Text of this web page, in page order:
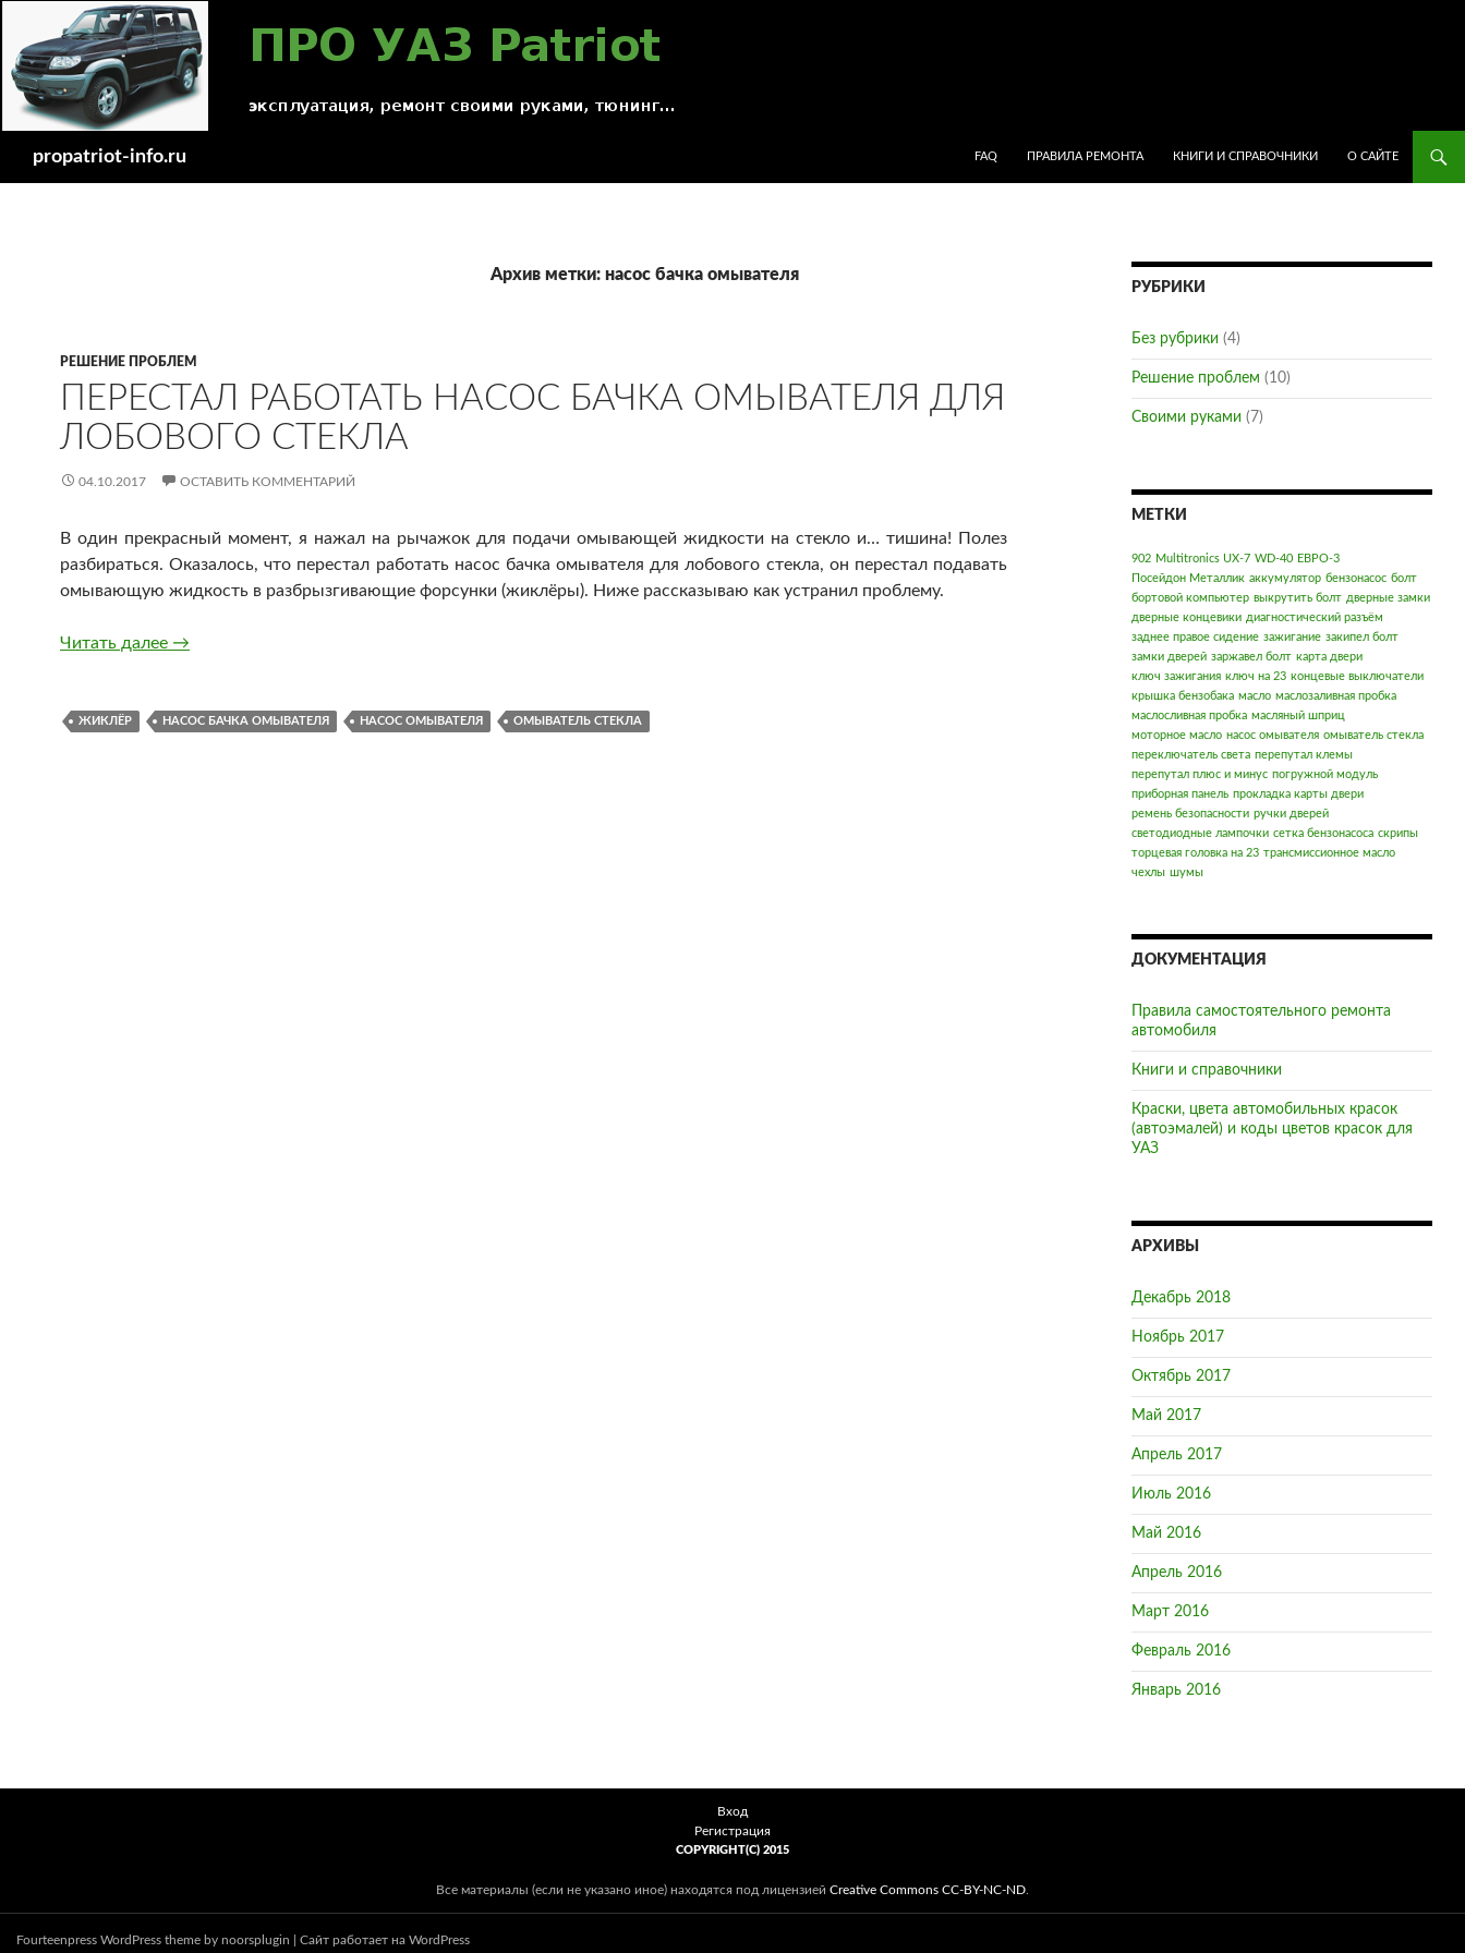
propatriot-info.ru
FAQ
ПРАВИЛА РЕМОНТА КНИГИ И СПРАВОЧНИКИ О САЙТЕ
Архив метки: насос бачка омывателя
РЕШЕНИЕ ПРОБЛЕМ
ПЕРЕСТАЛ РАБОТАТЬ НАСОС БАЧКА ОМЫВАТЕЛЯ ДЛЯ
ЛОБОВОГО СТЕКЛА
04.10.2017 ОСТАВИТЬ КОММЕНТАРИЙ
В один прекрасный момент, я нажал на рычажок для подачи омывающей жидкости на стекло и… тишина! Полез
разбираться. Оказалось, что перестал работать насос бачка омывателя для лобового стекла, он перестал подавать
омывающую жидкость в разбрызгивающие форсунки (жиклёры). Ниже рассказываю как устранил проблему.
Читать далее Перестал работать насос бачка омывателя для лобового стекла
→
ЖИКЛЁР НАСОС БАЧКА ОМЫВАТЕЛЯ НАСОС ОМЫВАТЕЛЯ ОМЫВАТЕЛЬ СТЕКЛА
РУБРИКИ
Без рубрики (4)
Решение проблем (10)
Своими руками (7)
МЕТКИ
902 Multitronics UX-7 WD-40 ЕВРО-3
Посейдон Металлик аккумулятор бензонасос болт
бортовой компьютер выкрутить болт дверные замки
дверные концевики диагностический разъём
заднее правое сидение зажигание закипел болт
замки дверей заржавел болт карта двери
ключ зажигания ключ на 23 концевые выключатели
крышка бензобака масло маслозаливная пробка
маслосливная пробка масляный шприц
моторное масло насос омывателя омыватель стекла
переключатель света перепутал клемы
перепутал плюс и минус погружной модуль
приборная панель прокладка карты двери
ремень безопасности ручки дверей
светодиодные лампочки сетка бензонасоса скрипы
торцевая головка на 23 трансмиссионное масло
чехлы шумы
ДОКУМЕНТАЦИЯ
Правила самостоятельного ремонта
автомобиля
Книги и справочники
Краски, цвета автомобильных красок
(автоэмалей) и коды цветов красок для
УАЗ
АРХИВЫ
Декабрь 2018
Ноябрь 2017
Октябрь 2017
Май 2017
Апрель 2017
Июль 2016
Май 2016
Апрель 2016
Март 2016
Февраль 2016
Январь 2016
Вход
Регистрация
COPYRIGHT(C) 2015
Все материалы (если не указано иное) находятся под лицензией Creative Commons CC-BY-NC-ND
Fourteenpress WordPress theme by noorsplugin Сайт работает на WordPress